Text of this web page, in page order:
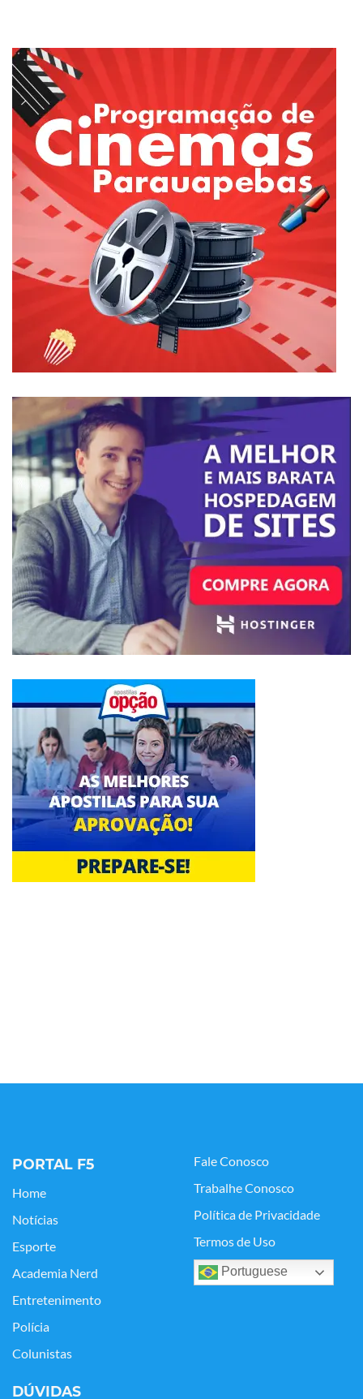
PORTAL F5
Home
Notícias
Esporte
Academia Nerd
Entretenimento
Polícia
Colunistas
Fale Conosco
Trabalhe Conosco
Política de Privacidade
Termos de Uso
Portuguese
DÚVIDAS